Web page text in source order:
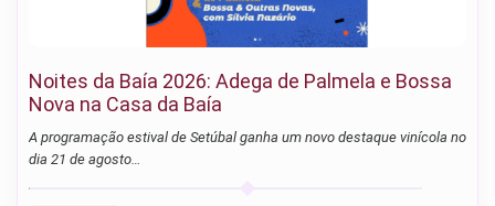
Noites da Baía 2026: Adega de Palmela e Bossa
Nova na Casa da Baía
A programação estival de Setúbal ganha um novo destaque vinícola no
dia 21 de agosto…